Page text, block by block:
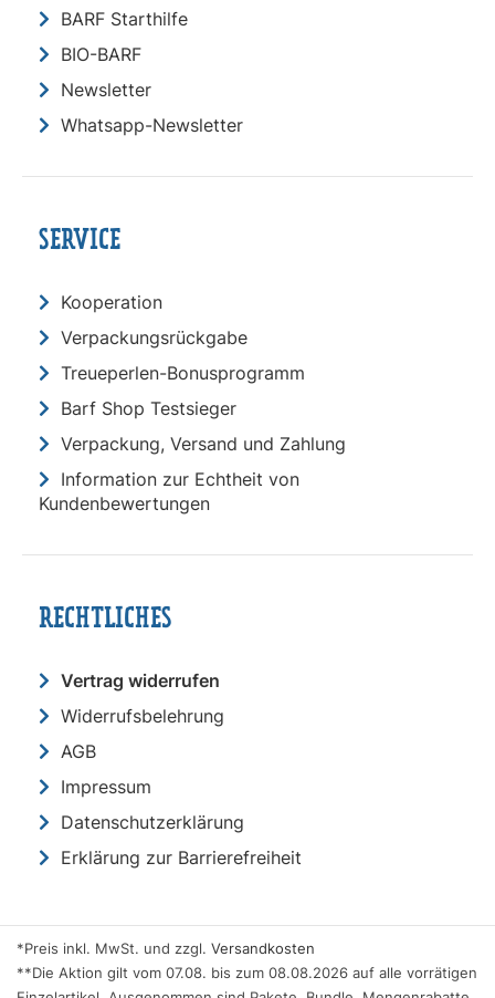
BARF Starthilfe
BIO-BARF
Newsletter
Whatsapp-Newsletter
SERVICE
Kooperation
Verpackungsrückgabe
Treueperlen-Bonusprogramm
Barf Shop Testsieger
Verpackung, Versand und Zahlung
Information zur Echtheit von
Kundenbewertungen
RECHTLICHES
Vertrag widerrufen
Widerrufsbelehrung
AGB
Impressum
Datenschutzerklärung
Erklärung zur Barrierefreiheit
*Preis inkl. MwSt. und zzgl. Versandkosten
**Die Aktion gilt vom 07.08. bis zum 08.08.2026 auf alle vorrätigen